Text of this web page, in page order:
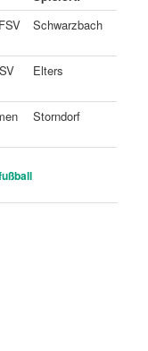
Schwarzbach
Elters
Storndorf